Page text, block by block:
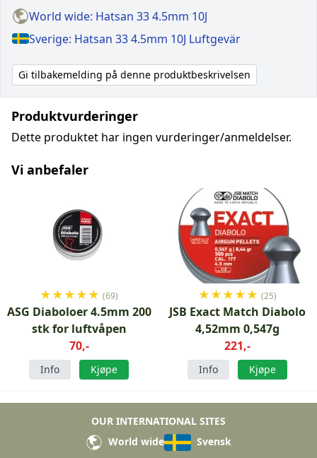
World wide: Hatsan 33 4.5mm 10J
Sverige: Hatsan 33 4.5mm 10J Luftgevär
Gi tilbakemelding på denne produktbeskrivelsen
Produktvurderinger
Dette produktet har ingen vurderinger/anmeldelser.
Vi anbefaler
★★★★★ (69)
ASG Diaboloer 4.5mm 200
stk for luftvåpen
70,-
Info Kjøpe
★★★★★ (25)
JSB Exact Match Diabolo
4,52mm 0,547g
221,-
Info Kjøpe
OUR INTERNATIONAL SITES
World wide
Svensk